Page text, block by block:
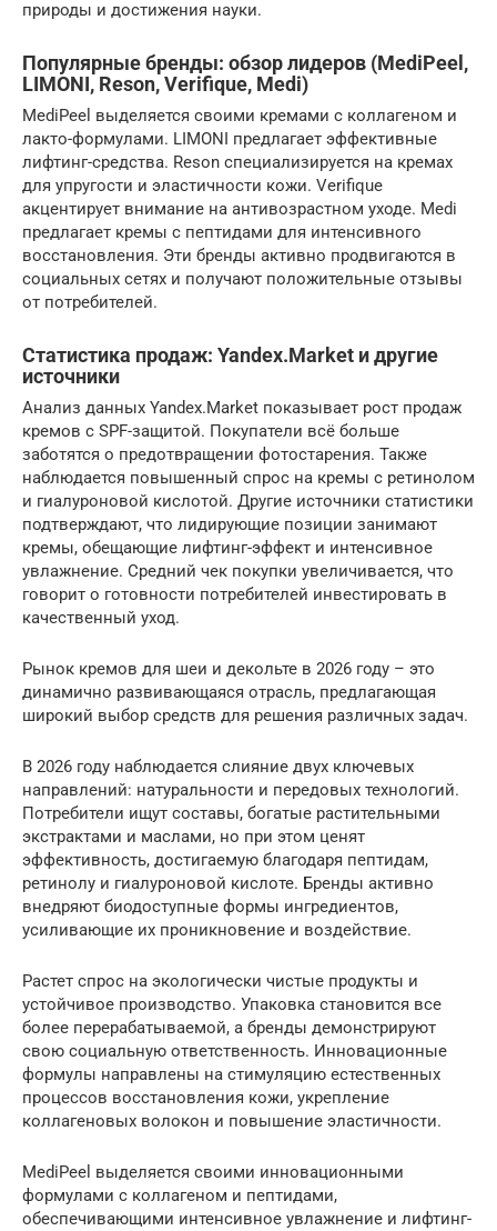
природы и достижения науки.
Популярные бренды: обзор лидеров (MediPeel,
LIMONI, Reson, Verifique, Medi)
MediPeel выделяется своими кремами с коллагеном и
лакто-формулами. LIMONI предлагает эффективные
лифтинг-средства. Reson специализируется на кремах
для упругости и эластичности кожи. Verifique
акцентирует внимание на антивозрастном уходе. Medi
предлагает кремы с пептидами для интенсивного
восстановления. Эти бренды активно продвигаются в
социальных сетях и получают положительные отзывы
от потребителей.
Статистика продаж: Yandex.Market и другие
источники
Анализ данных Yandex.Market показывает рост продаж
кремов с SPF-защитой. Покупатели всё больше
заботятся о предотвращении фотостарения. Также
наблюдается повышенный спрос на кремы с ретинолом
и гиалуроновой кислотой. Другие источники статистики
подтверждают, что лидирующие позиции занимают
кремы, обещающие лифтинг-эффект и интенсивное
увлажнение. Средний чек покупки увеличивается, что
говорит о готовности потребителей инвестировать в
качественный уход.
Рынок кремов для шеи и декольте в 2026 году – это
динамично развивающаяся отрасль, предлагающая
широкий выбор средств для решения различных задач.
В 2026 году наблюдается слияние двух ключевых
направлений: натуральности и передовых технологий.
Потребители ищут составы, богатые растительными
экстрактами и маслами, но при этом ценят
эффективность, достигаемую благодаря пептидам,
ретинолу и гиалуроновой кислоте. Бренды активно
внедряют биодоступные формы ингредиентов,
усиливающие их проникновение и воздействие.
Растет спрос на экологически чистые продукты и
устойчивое производство. Упаковка становится все
более перерабатываемой, а бренды демонстрируют
свою социальную ответственность. Инновационные
формулы направлены на стимуляцию естественных
процессов восстановления кожи, укрепление
коллагеновых волокон и повышение эластичности.
MediPeel выделяется своими инновационными
формулами с коллагеном и пептидами,
обеспечивающими интенсивное увлажнение и лифтинг-